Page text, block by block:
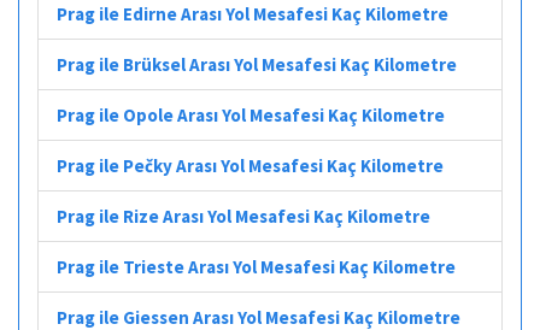
Prag ile Edirne Arası Yol Mesafesi Kaç Kilometre
Prag ile Brüksel Arası Yol Mesafesi Kaç Kilometre
Prag ile Opole Arası Yol Mesafesi Kaç Kilometre
Prag ile Pečky Arası Yol Mesafesi Kaç Kilometre
Prag ile Rize Arası Yol Mesafesi Kaç Kilometre
Prag ile Trieste Arası Yol Mesafesi Kaç Kilometre
Prag ile Giessen Arası Yol Mesafesi Kaç Kilometre